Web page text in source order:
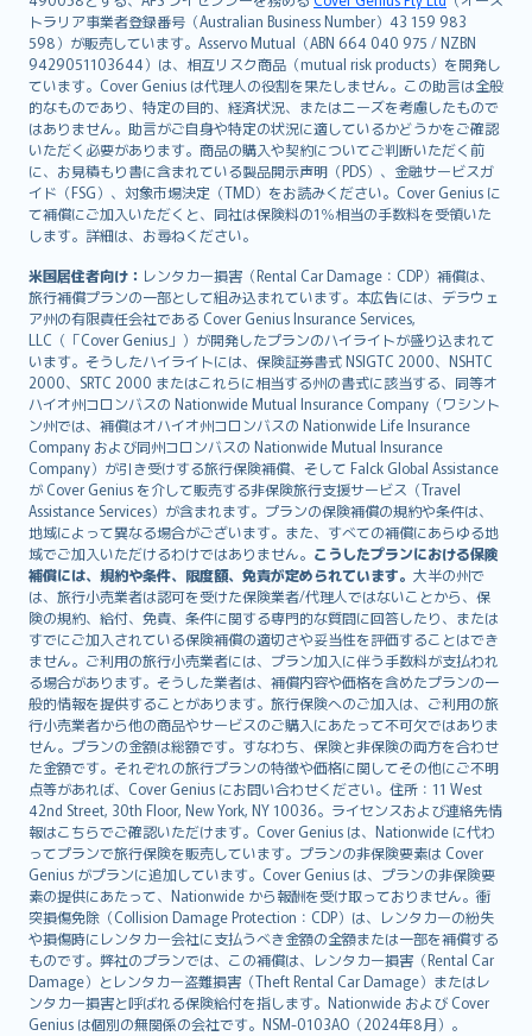
トラリア事業者登録番号（Australian Business Number）43 159 983
598）が販売しています。Asservo Mutual（ABN 664 040 975 / NZBN
9429051103644）は、相互リスク商品（mutual risk products）を開発し
ています。Cover Genius は代理人の役割を果たしません。この助言は全般
的なものであり、特定の目的、経済状況、またはニーズを考慮したもので
はありません。助言がご自身や特定の状況に適しているかどうかをご確認
いただく必要があります。商品の購入や契約についてご判断いただく前
に、お見積もり書に含まれている製品開示声明（PDS）、金融サービスガ
イド（FSG）、対象市場決定（TMD）をお読みください。Cover Genius に
て補償にご加入いただくと、同社は保険料の1％相当の手数料を受領いた
します。詳細は、お尋ねください。
米国居住者向け： レンタカー損害（Rental Car Damage：CDP）補償は、
旅行補償プランの一部として組み込まれています。本広告には、デラウェ
ア州の有限責任会社である Cover Genius Insurance Services,
LLC（「Cover Genius」）が開発したプランのハイライトが盛り込まれて
います。そうしたハイライトには、保険証券書式 NSIGTC 2000、NSHTC
2000、SRTC 2000 またはこれらに相当する州の書式に該当する、同等オ
ハイオ州コロンバスの Nationwide Mutual Insurance Company（ワシント
ン州では、補償はオハイオ州コロンバスの Nationwide Life Insurance
Company および同州コロンバスの Nationwide Mutual Insurance
Company）が引き受けする旅行保険補償、そして Falck Global Assistance
が Cover Genius を介して販売する非保険旅行支援サービス（Travel
Assistance Services）が含まれます。プランの保険補償の規約や条件は、
地域によって異なる場合がございます。また、すべての補償にあらゆる地
域でご加入いただけるわけではありません。 こうしたプランにおける保険
補償には、規約や条件、限度額、免責が定められています。 大半の州で
は、旅行小売業者は認可を受けた保険業者/代理人ではないことから、保
険の規約、給付、免責、条件に関する専門的な質問に回答したり、または
すでにご加入されている保険補償の適切さや妥当性を評価することはでき
ません。ご利用の旅行小売業者には、プラン加入に伴う手数料が支払われ
る場合があります。そうした業者は、補償内容や価格を含めたプランの一
般的情報を提供することがあります。旅行保険へのご加入は、ご利用の旅
行小売業者から他の商品やサービスのご購入にあたって不可欠ではありま
せん。プランの金額は総額です。すなわち、保険と非保険の両方を合わせ
た金額です。それぞれの旅行プランの特徴や価格に関してその他にご不明
点等があれば、Cover Genius にお問い合わせください。住所：11 West
42nd Street, 30th Floor, New York, NY 10036。ライセンスおよび連絡先情
報はこちらでご確認いただけます。Cover Genius は、Nationwide に代わ
ってプランで旅行保険を販売しています。プランの非保険要素は Cover
Genius がプランに追加しています。Cover Genius は、プランの非保険要
素の提供にあたって、Nationwide から報酬を受け取っておりません。衝
突損傷免除（Collision Damage Protection：CDP）は、レンタカーの紛失
や損傷時にレンタカー会社に支払うべき金額の全額または一部を補償する
ものです。弊社のプランでは、この補償は、レンタカー損害（Rental Car
Damage）とレンタカー盗難損害（Theft Rental Car Damage）またはレ
ンタカー損害と呼ばれる保険給付を指します。Nationwide および Cover
Genius は個別の無関係の会社です。NSM-0103AO（2024年8月）。
한국어
dansk
norsk
suomi
العربيّة
Türkçe
česky
Русский
български
català
Hrvatski
eesti
Ελληνικά
Magyar
Íslenska
Bahasa Indonesia
latviešu
Lietuviškai
Bahasa Melayu
Română
српски
Slovensky
Slovenščina
Українська
Tiếng Việt